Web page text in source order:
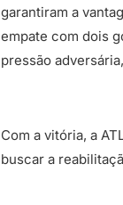
garantiram a
empate com dois
pressão
Com a vitória, a
buscar a